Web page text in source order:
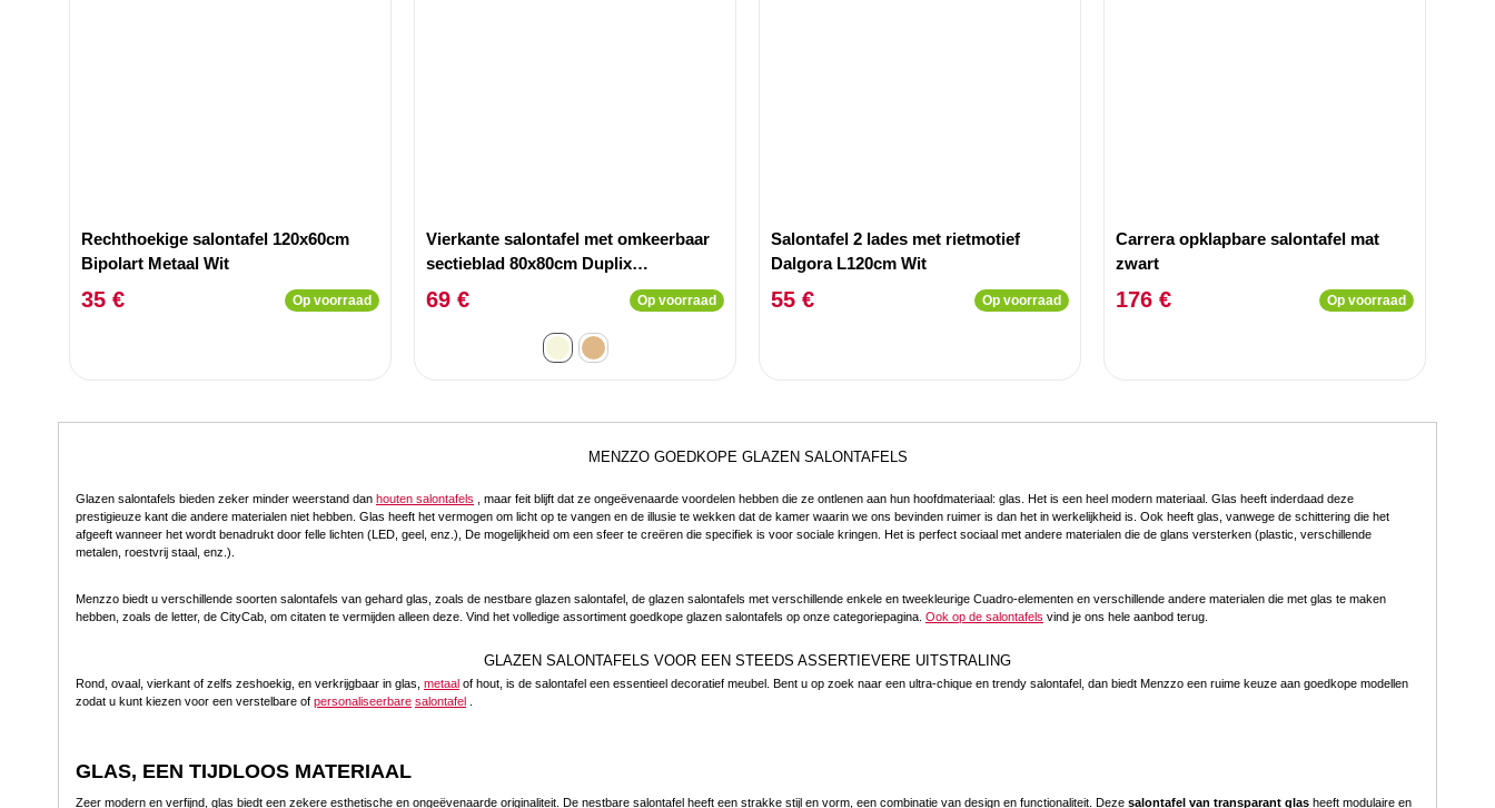
Rechthoekige salontafel 120x60cm
Bipolart Metaal Wit
35 € Op voorraad
Vierkante salontafel met omkeerbaar
sectieblad 80x80cm Duplix
Travertineffect Beige
69 € Op voorraad
Salontafel 2 lades met rietmotief
Dalgora L120cm Wit
55 € Op voorraad
Carrera opklapbare salontafel mat
zwart
176 € Op voorraad
MENZZO GOEDKOPE GLAZEN SALONTAFELS
Glazen salontafels bieden zeker minder weerstand dan houten salontafels , maar feit blijft dat ze ongeëvenaarde voordelen hebben die ze ontlenen aan hun hoofdmateriaal: glas. Het is een heel modern materiaal. Glas heeft inderdaad deze
prestigieuze kant die andere materialen niet hebben. Glas heeft het vermogen om licht op te vangen en de illusie te wekken dat de kamer waarin we ons bevinden ruimer is dan het in werkelijkheid is. Ook heeft glas, vanwege de schittering die het
afgeeft wanneer het wordt benadrukt door felle lichten (LED, geel, enz.), De mogelijkheid om een sfeer te creëren die specifiek is voor sociale kringen. Het is perfect sociaal met andere materialen die de glans versterken (plastic, verschillende
metalen, roestvrij staal, enz.).
Menzzo biedt u verschillende soorten salontafels van gehard glas, zoals de nestbare glazen salontafel, de glazen salontafels met verschillende enkele en tweekleurige Cuadro-elementen en verschillende andere materialen die met glas te maken
hebben, zoals de letter, de CityCab, om citaten te vermijden alleen deze. Vind het volledige assortiment goedkope glazen salontafels op onze categoriepagina. Ook op de salontafels vind je ons hele aanbod terug.
GLAZEN SALONTAFELS VOOR EEN STEEDS ASSERTIEVERE UITSTRALING
Rond, ovaal, vierkant of zelfs zeshoekig, en verkrijgbaar in glas, metaal of hout, is de salontafel een essentieel decoratief meubel. Bent u op zoek naar een ultra-chique en trendy salontafel, dan biedt Menzzo een ruime keuze aan goedkope modellen
zodat u kunt kiezen voor een verstelbare of personaliseerbare salontafel
GLAS, EEN TIJDLOOS MATERIAAL
Zeer modern en verfijnd, glas biedt een zekere esthetische en ongeëvenaarde originaliteit. De nestbare salontafel heeft een strakke stijl en vorm, een combinatie van design en functionaliteit. Deze salontafel van transparant glas heeft modulaire en